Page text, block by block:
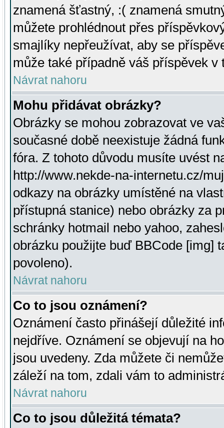
znamená šťastný, :( znamená
můžete prohlédnout přes
smajlíky nepřeužívat, aby se
může také případně váš příspěvek v
Návrat nahoru
Mohu přidávat obrázky?
Obrázky se mohou zobrazovat ve
současné době neexistuje žádná
fóra. Z tohoto důvodu musíte uvést
http://www.nekde-na-internetu.cz/
odkazy na obrázky umístěné na
přístupná stanice) nebo obrázky za
schránky hotmail nebo yahoo,
obrázku použijte buď BBCode [img]
povoleno).
Návrat nahoru
Co to jsou oznámení?
Oznámení často přinášejí důležité
nejdříve. Oznámení se objevují na
jsou uvedeny. Zda můžete či
záleží na tom, zdali vám to
Návrat nahoru
Co to jsou důležitá témata?